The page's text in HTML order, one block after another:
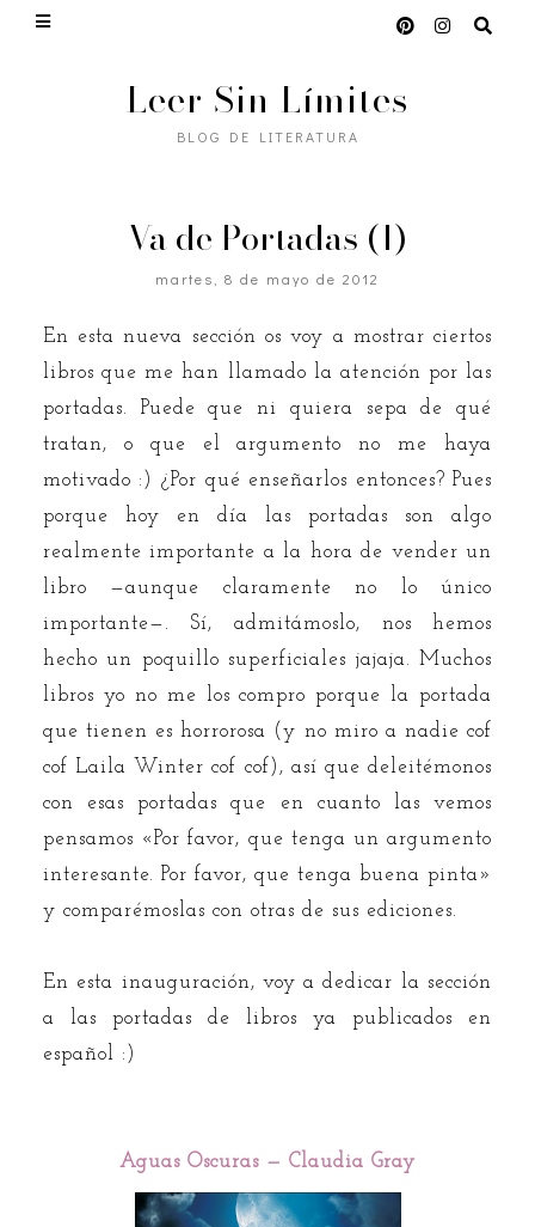
Leer Sin Límites
BLOG DE LITERATURA
Va de Portadas (1)
martes, 8 de mayo de 2012
En esta nueva sección os voy a mostrar ciertos
libros que me han llamado la atención por las
portadas. Puede que ni quiera sepa de qué
tratan, o que el argumento no me haya
motivado :) ¿Por qué enseñarlos entonces? Pues
porque hoy en día las portadas son algo
realmente importante a la hora de vender un
libro —aunque claramente no lo único
importante—. Sí, admitámoslo, nos hemos
hecho un poquillo superficiales jajaja. Muchos
libros yo no me los compro porque la portada
que tienen es horrorosa (y no miro a nadie cof
cof Laila Winter cof cof), así que deleitémonos
con esas portadas que en cuanto las vemos
pensamos «Por favor, que tenga un argumento
interesante. Por favor, que tenga buena pinta»
y comparémoslas con otras de sus ediciones.
En esta inauguración, voy a dedicar la sección
a las portadas de libros ya publicados en
español :)
Aguas Oscuras — Claudia Gray